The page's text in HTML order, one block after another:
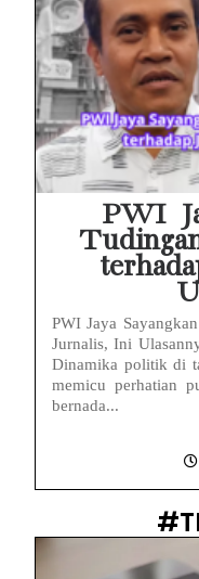
PWI
PWI Jaya
Jurnalis, Ini
Dinamika politik di
memicu perhatian
bernada...